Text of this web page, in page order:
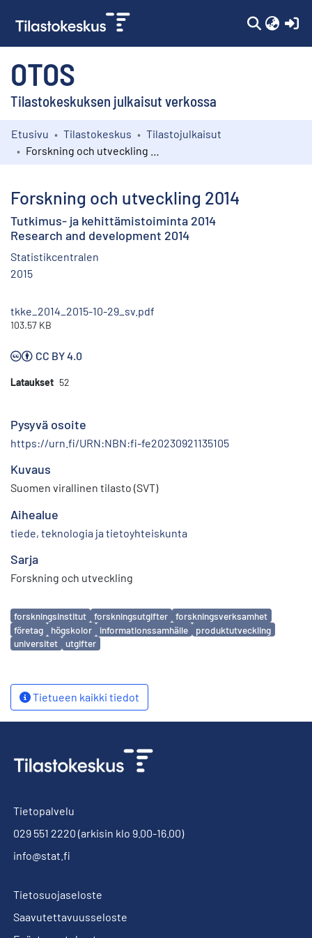
OTOS
Tilastokeskuksen julkaisut verkossa
Kokoelmat
Etusivu Tilastokeskus
Tilastojulkaisut
Forskning och utveckling 2014
Tutkimus- ja kehittämistoiminta 2014
Research and development 2014
Statistikcentralen
2015
tkke_2014_2015-10-29_sv.pdf
103.57 KB
CC BY 4.0
Lataukset 52
Pysyvä osoite
https://urn.fi/URN:NBN:fi-fe20230921135105
Kuvaus
Suomen virallinen tilasto (SVT)
Aihealue
tiede, teknologia ja tietoyhteiskunta
Sarja
Forskning och utveckling
Avainsanat
forskningsinstitut forskningsutgifter
forskningsverksamhet
företag
högskolor informationssamhälle
produktutveckling
universitet
utgifter
Tietueen kaikki tiedot
Tietopalvelu
029 551 2220 (arkisin klo 9.00-16.00)
info@stat.fi
Tietosuojaseloste
Saavutettavuusseloste